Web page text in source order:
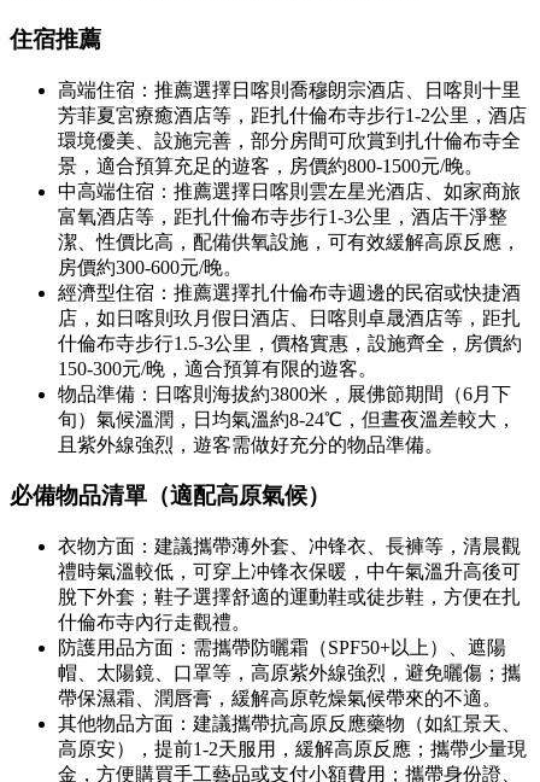
住宿推薦
高端住宿：推薦選擇日喀則喬穆朗宗酒店、日喀則十里
芳菲夏宮療癒酒店等，距扎什倫布寺步行1-2公里，酒店
環境優美、設施完善，部分房間可欣賞到扎什倫布寺全
景，適合預算充足的遊客，房價約800-1500元/晚。
中高端住宿：推薦選擇日喀則雲左星光酒店、如家商旅
富氧酒店等，距扎什倫布寺步行1-3公里，酒店干淨整
潔、性價比高，配備供氧設施，可有效緩解高原反應，
房價約300-600元/晚。
經濟型住宿：推薦選擇扎什倫布寺週邊的民宿或快捷酒
店，如日喀則玖月假日酒店、日喀則卓晟酒店等，距扎
什倫布寺步行1.5-3公里，價格實惠，設施齊全，房價約
150-300元/晚，適合預算有限的遊客。
物品準備：日喀則海拔約3800米，展佛節期間（6月下
旬）氣候溫潤，日均氣溫約8-24℃，但晝夜溫差較大，
且紫外線強烈，遊客需做好充分的物品準備。
必備物品清單（適配高原氣候）
衣物方面：建議攜帶薄外套、冲锋衣、長褲等，清晨觀
禮時氣溫較低，可穿上冲锋衣保暖，中午氣溫升高後可
脫下外套；鞋子選擇舒適的運動鞋或徒步鞋，方便在扎
什倫布寺內行走觀禮。
防護用品方面：需攜帶防曬霜（SPF50+以上）、遮陽
帽、太陽鏡、口罩等，高原紫外線強烈，避免曬傷；攜
帶保濕霜、潤唇膏，緩解高原乾燥氣候帶來的不適。
其他物品方面：建議攜帶抗高原反應藥物（如紅景天、
高原安），提前1-2天服用，緩解高原反應；攜帶少量現
金，方便購買手工藝品或支付小額費用；攜帶身份證、